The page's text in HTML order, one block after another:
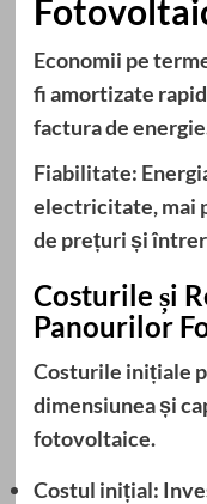
Economii pe
fi amortizate
factura de
Fiabilitate:
electricitate, mai
de prețuri și
Costurile și
Panourilor
Costurile inițiale
dimensiunea și
fotovoltaice.
Costul inițial: